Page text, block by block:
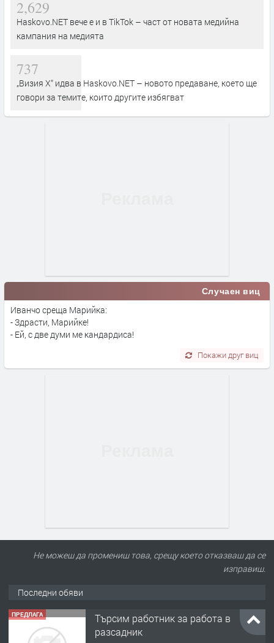
2,629
Haskovo.NET вече е и в TikTok – част от новата медийна
кампания на медията
737
„Визия Х“ идва в Haskovo.NET – новото предаване, което ще
говори за темите, които другите избягват
Случаен виц
Иванчо среща Марийка:
- Здрасти, Марийке!
- Ей, с две думи ме кандардиса!
Покажи друг виц
Не можеш да промениш това, срещу което отказваш да се
изправиш.
Последни обяви
ПРЕДЛАГА
Търсим работник за работа в
разсадник